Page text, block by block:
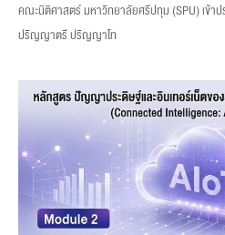
คณะนิติศาสตร์ มหาวิทยาลัยศรีปทุม (SPU) เข้า
ปริญญาตรี ปริญญาโท